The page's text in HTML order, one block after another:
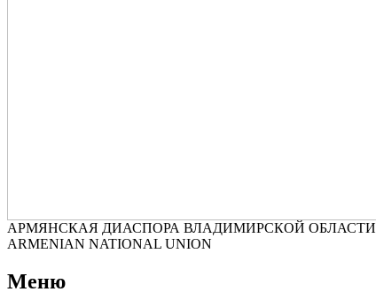
АРМЯНСКАЯ ДИАСПОРА ВЛАДИМИРСКОЙ ОБЛАСТИ
ARMENIAN NATIONAL UNION
Меню